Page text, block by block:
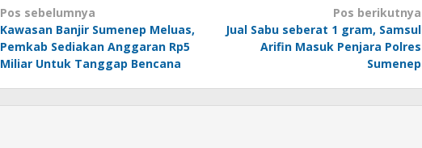
Navigasi
pos
Pos sebelumnya
Kawasan Banjir Sumenep Meluas,
Pemkab Sediakan Anggaran Rp5
Miliar Untuk Tanggap Bencana
Pos berikutnya
Jual Sabu seberat 1 gram, Samsul
Arifin Masuk Penjara Polres
Sumenep